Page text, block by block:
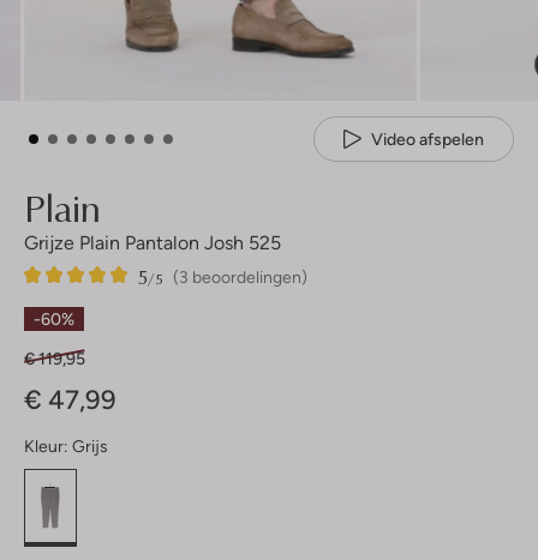
Video afspelen
Plain
Grijze Plain Pantalon Josh 525
(3 beoordelingen)
5/5
3
5
Sterren
-60%
€ 119,95
€ 47,99
Kleur: Grijs